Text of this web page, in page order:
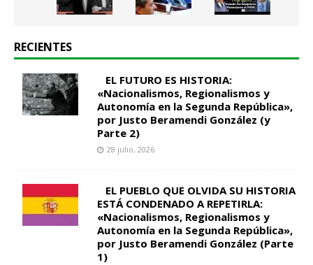
RECIENTES
EL FUTURO ES HISTORIA:
«Nacionalismos, Regionalismos y
Autonomía en la Segunda República»,
por Justo Beramendi González (y
Parte 2)
28 julio, 2026
EL PUEBLO QUE OLVIDA SU HISTORIA
ESTÁ CONDENADO A REPETIRLA:
«Nacionalismos, Regionalismos y
Autonomía en la Segunda República»,
por Justo Beramendi González (Parte
1)